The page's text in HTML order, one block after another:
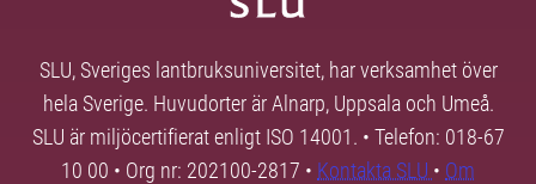
SLU, Sveriges lantbruksuniversitet, har verksamhet över
hela Sverige. Huvudorter är Alnarp, Uppsala och Umeå.
SLU är miljöcertifierat enligt ISO 14001. • Telefon: 018-67
10 00 • Org nr: 202100-2817 • Kontakta SLU • Om